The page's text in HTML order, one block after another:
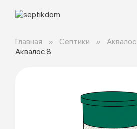
Главная Септики Аквалос
Аквалос 8